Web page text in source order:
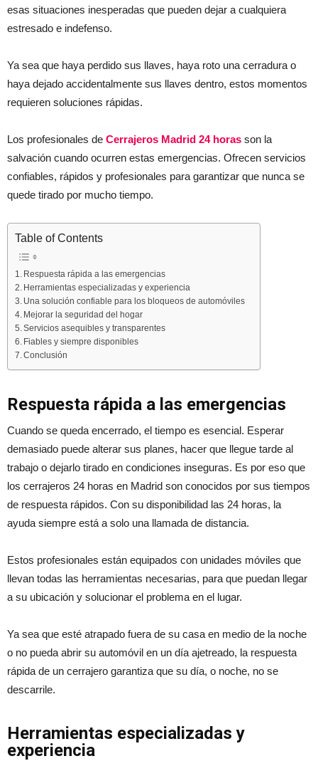
esas situaciones inesperadas que pueden dejar a cualquiera
estresado e indefenso.
Ya sea que haya perdido sus llaves, haya roto una cerradura o
haya dejado accidentalmente sus llaves dentro, estos momentos
requieren soluciones rápidas.
Los profesionales de Cerrajeros Madrid 24 horas son la
salvación cuando ocurren estas emergencias. Ofrecen servicios
confiables, rápidos y profesionales para garantizar que nunca se
quede tirado por mucho tiempo.
Table of Contents
Respuesta rápida a las emergencias
Herramientas especializadas y experiencia
Una solución confiable para los bloqueos de automóviles
Mejorar la seguridad del hogar
Servicios asequibles y transparentes
Fiables y siempre disponibles
Conclusión
Respuesta rápida a las emergencias
Cuando se queda encerrado, el tiempo es esencial. Esperar
demasiado puede alterar sus planes, hacer que llegue tarde al
trabajo o dejarlo tirado en condiciones inseguras. Es por eso que
los cerrajeros 24 horas en Madrid son conocidos por sus tiempos
de respuesta rápidos. Con su disponibilidad las 24 horas, la
ayuda siempre está a solo una llamada de distancia.
Estos profesionales están equipados con unidades móviles que
llevan todas las herramientas necesarias, para que puedan llegar
a su ubicación y solucionar el problema en el lugar.
Ya sea que esté atrapado fuera de su casa en medio de la noche
o no pueda abrir su automóvil en un día ajetreado, la respuesta
rápida de un cerrajero garantiza que su día, o noche, no se
descarrile.
Herramientas especializadas y
experiencia